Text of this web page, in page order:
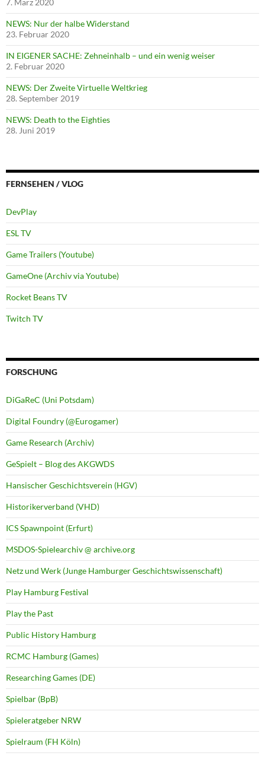
7. März 2020
NEWS: Nur der halbe Widerstand
23. Februar 2020
IN EIGENER SACHE: Zehneinhalb – und ein wenig weiser
2. Februar 2020
NEWS: Der Zweite Virtuelle Weltkrieg
28. September 2019
NEWS: Death to the Eighties
28. Juni 2019
FERNSEHEN / VLOG
DevPlay
ESL TV
Game Trailers (Youtube)
GameOne (Archiv via Youtube)
Rocket Beans TV
Twitch TV
FORSCHUNG
DiGaReC (Uni Potsdam)
Digital Foundry (@Eurogamer)
Game Research (Archiv)
GeSpielt – Blog des AKGWDS
Hansischer Geschichtsverein (HGV)
Historikerverband (VHD)
ICS Spawnpoint (Erfurt)
MSDOS-Spielearchiv @ archive.org
Netz und Werk (Junge Hamburger Geschichtswissenschaft)
Play Hamburg Festival
Play the Past
Public History Hamburg
RCMC Hamburg (Games)
Researching Games (DE)
Spielbar (BpB)
Spieleratgeber NRW
Spielraum (FH Köln)